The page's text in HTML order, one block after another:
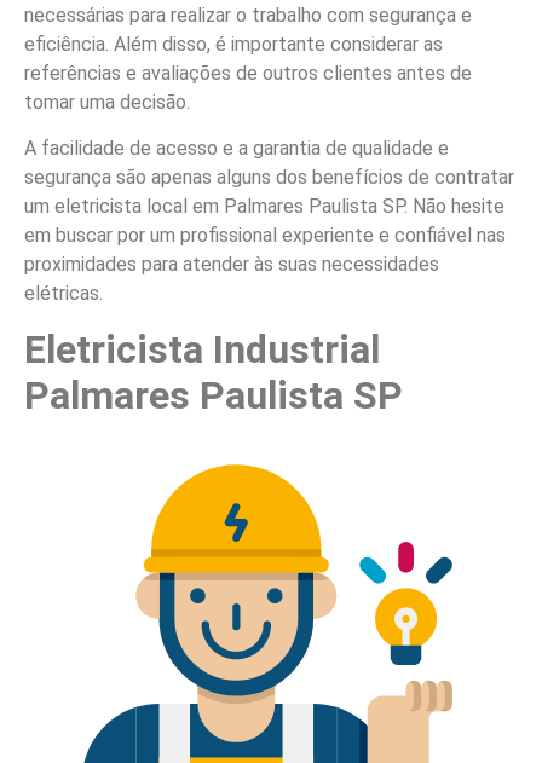
necessárias para realizar o trabalho com segurança e
eficiência. Além disso, é importante considerar as
referências e avaliações de outros clientes antes de
tomar uma decisão.
A facilidade de acesso e a garantia de qualidade e
segurança são apenas alguns dos benefícios de contratar
um eletricista local em Palmares Paulista SP. Não hesite
em buscar por um profissional experiente e confiável nas
proximidades para atender às suas necessidades
elétricas.
Eletricista Industrial
Palmares Paulista SP